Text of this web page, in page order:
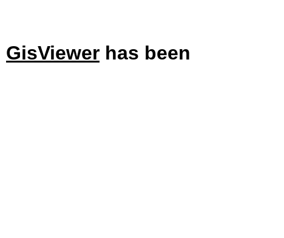
GisViewer has been